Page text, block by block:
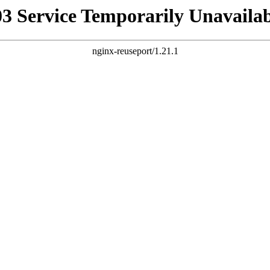
Service Temporarily
nginx-reuseport/1.21.1